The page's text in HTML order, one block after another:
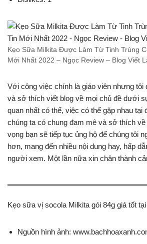
Kẹo Sữa Milkita Được Làm Từ Tinh Trùng
Mới Nhất 2022 – Ngọc Review – Blog Viết
Với công việc chính là giáo viên nhưng tôi
và sở thích viết blog về mọi chủ đề dưới
quan nhất có thể, việc có thể gặp nhau tại
chúng ta có chung đam mê và sở thích
vọng bạn sẽ tiếp tục ủng hộ để chúng tôi
hơn, mang đến nhiều nội dung hay, hấp
người xem. Một lần nữa xin chân thành
Kẹo sữa vị socola Milkita gói 84g giá tốt
Nguồn hình ảnh: